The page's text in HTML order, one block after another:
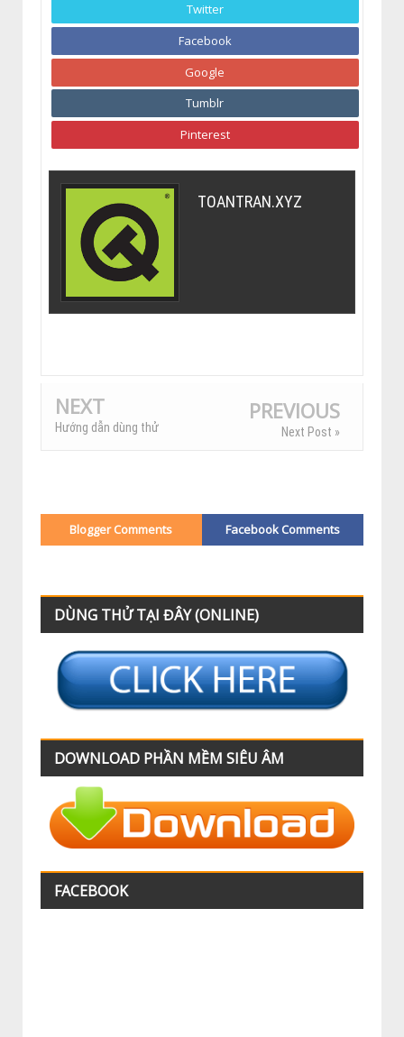
Twitter
Facebook
Google
Tumblr
Pinterest
TOANTRAN.XYZ
NEXT
Hướng dẫn dùng thử
PREVIOUS
Next Post »
Blogger Comments Facebook Comments
DÙNG THỬ TẠI ĐÂY (ONLINE)
DOWNLOAD PHẦN MỀM SIÊU ÂM
FACEBOOK